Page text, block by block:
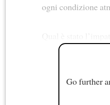
ogni condizione
Go further